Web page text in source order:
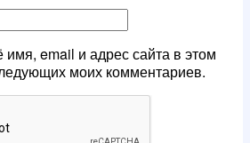
email и адрес сайта в этом
моих комментариев.